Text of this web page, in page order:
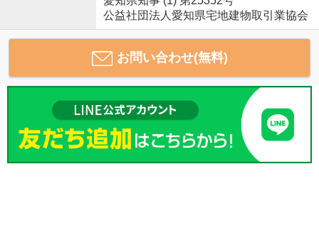
公益社団法人愛知県宅地建物取引業協会
お問い合わせ(無料)